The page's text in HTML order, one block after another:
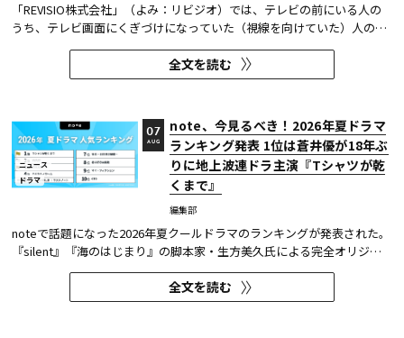
「REVISIO株式会社」（よみ：リビジオ）では、テレビの前にいる人の
うち、テレビ画面にくぎづけになっていた（視線を向けていた）人の割
合がわかる「注目度」を用いて、「個人全体」ならびにREVISIOで定義
した「コア視聴層（男女13歳～49歳）」のテレビ番組ランキングを公開
している。
全文を読む
ニュース
ドラマ
note、今見るべき！2026年夏ドラマ
ランキング発表 1位は蒼井優が18年ぶ
りに地上波連ドラ主演『Tシャツが乾
くまで』
編集部
07
AUG
noteで話題になった2026年夏クールドラマのランキングが発表された。
『silent』『海のはじまり』の脚本家・生方美久氏による完全オリジナ
ル作品で、蒼井優が18年ぶりに地上波連続ドラマの主演を務めた『Tシ
ャツが乾くまで』が第1位に輝いた。 また今回、Netflixの『ガス人間』
が3位にランクイン。春クールの『九条の大罪』に続き、2クール...
全文を読む